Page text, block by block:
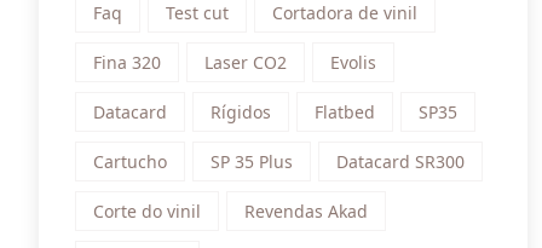
Faq Test cut Cortadora de vinil
Fina 320 Laser CO2 Evolis
Datacard Rígidos Flatbed SP35
Cartucho SP 35 Plus Datacard SR300
Corte do vinil Revendas Akad